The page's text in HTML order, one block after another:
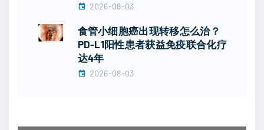
2026-08-03
食管小细胞癌出现转移怎么治？
PD-L1阳性患者获益免疫联合化疗
达4年
2026-08-03